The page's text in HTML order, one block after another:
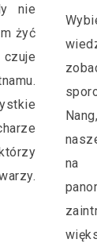
nie
żyć
na